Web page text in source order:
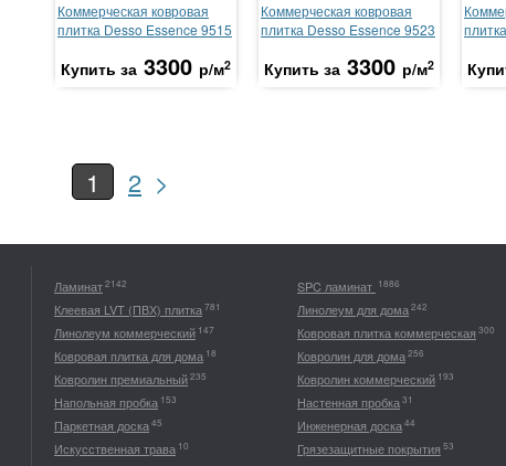
Коммерческая ковровая
плитка Desso Essence 9515
Купить за 3300 р/м2
Коммерческая ковровая
плитка Desso Essence 9523
Купить за 3300 р/м2
1 2 >
Ламинат2142 SPC ламинат 1886
Клеевая LVT (ПВХ) плитка781 Линолеум для дома242
Линолеум коммерческий 147 Ковровая плитка коммерческая 300
Ковровая плитка для дома 18 Ковролин для дома256
Ковролин премиальный235 Ковролин коммерческий 193
Напольная пробка 153 Настенная пробка31
Паркетная доска45 Инженерная доска44
Искусственная трава 10 Грязезащитные покрытия 53